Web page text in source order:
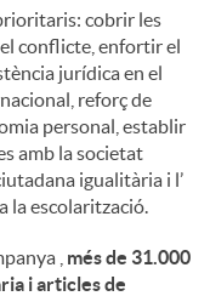
cobrir les
conflicte, enfortir el
jurídica en el
reforç de
personal, establir
amb la societat
igualitària i l’
la escolarització.
, més de 31.000
i articles de